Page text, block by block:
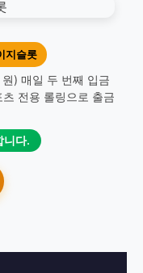
지슬롯
) 매일 두 번째 입금
전용 롤링으로 출금
니다.